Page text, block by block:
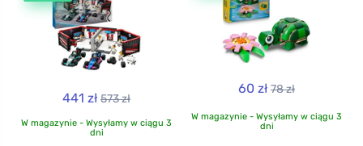
441 zł 573 zł
W magazynie - Wysyłamy w ciągu 3
dni
60 zł 78 zł
W magazynie - Wysyłamy w ciągu 3
dni